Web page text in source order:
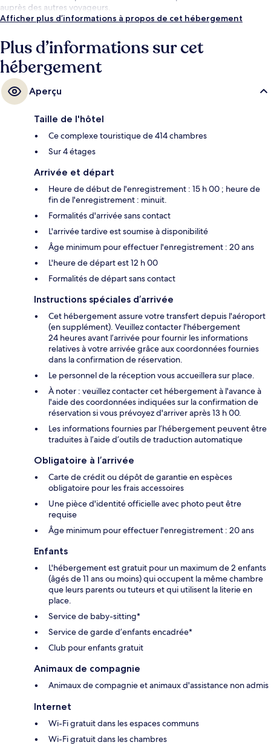
auprès des autres voyageurs.
Afficher plus d’informations à propos de cet hébergement
Plus d’informations sur cet
hébergement
Aperçu
Taille de l'hôtel
Ce complexe touristique de 414 chambres
Sur 4 étages
Arrivée et départ
Heure de début de l'enregistrement : 15 h 00 ; heure de
fin de l'enregistrement : minuit.
Formalités d'arrivée sans contact
L'arrivée tardive est soumise à disponibilité
Âge minimum pour effectuer l'enregistrement : 20 ans
L'heure de départ est 12 h 00
Formalités de départ sans contact
Instructions spéciales d’arrivée
Cet hébergement assure votre transfert depuis l'aéroport
(en supplément). Veuillez contacter l'hébergement
24 heures avant l’arrivée pour fournir les informations
relatives à votre arrivée grâce aux coordonnées fournies
dans la confirmation de réservation.
Le personnel de la réception vous accueillera sur place.
À noter : veuillez contacter cet hébergement à l'avance à
l'aide des coordonnées indiquées sur la confirmation de
réservation si vous prévoyez d'arriver après 13 h 00.
Les informations fournies par l’hébergement peuvent être
traduites à l’aide d’outils de traduction automatique
Obligatoire à l’arrivée
Carte de crédit ou dépôt de garantie en espèces
obligatoire pour les frais accessoires
Une pièce d'identité officielle avec photo peut être
requise
Âge minimum pour effectuer l'enregistrement : 20 ans
Enfants
L'hébergement est gratuit pour un maximum de 2 enfants
(âgés de 11 ans ou moins) qui occupent la même chambre
que leurs parents ou tuteurs et qui utilisent la literie en
place.
Service de baby-sitting*
Service de garde d’enfants encadrée*
Club pour enfants gratuit
Animaux de compagnie
Animaux de compagnie et animaux d'assistance non admis
Internet
Wi-Fi gratuit dans les espaces communs
Wi-Fi gratuit dans les chambres